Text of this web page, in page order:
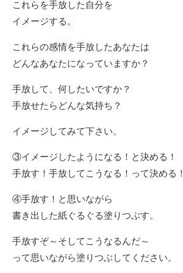
これらを手放した自分を
イメージする。
これらの感情を手放したあなたは
どんなあなたになっていますか？
手放して、何したいですか？
手放せたらどんな気持ち？
イメージしてみて下さい。
③イメージしたようになる！と決める！
手放す！手放してこうなる！って決める！
④手放す！と思いながら
書き出した紙ぐるぐる塗りつぶす。
手放すぞ～そしてこうなるんだ～
って思いながら塗りつぶしてください。